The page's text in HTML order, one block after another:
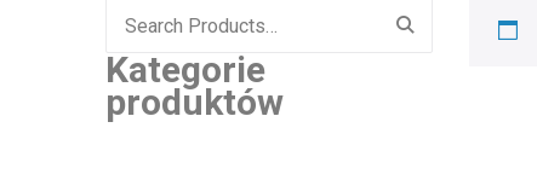
Search
Kategorie
produktów